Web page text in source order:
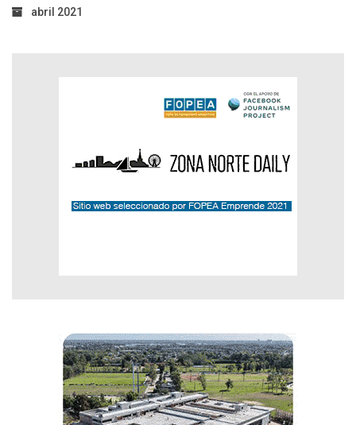
abril 2021